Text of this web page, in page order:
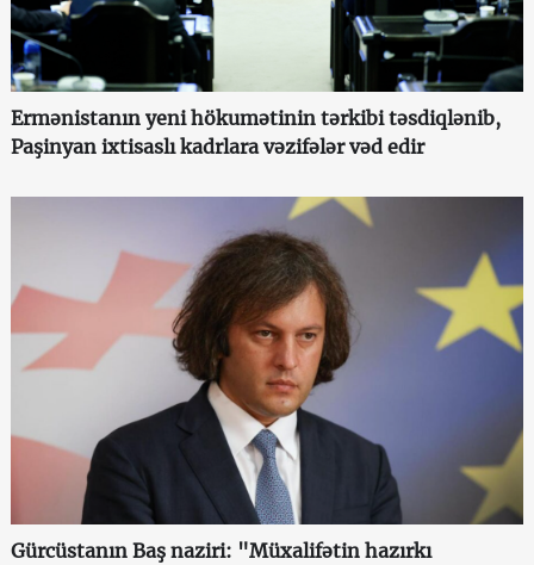
Ermənistanın yeni hökumətinin tərkibi təsdiqlənib,
Paşinyan ixtisaslı kadrlara vəzifələr vəd edir
Gürcüstanın Baş naziri: "Müxalifətin hazırkı